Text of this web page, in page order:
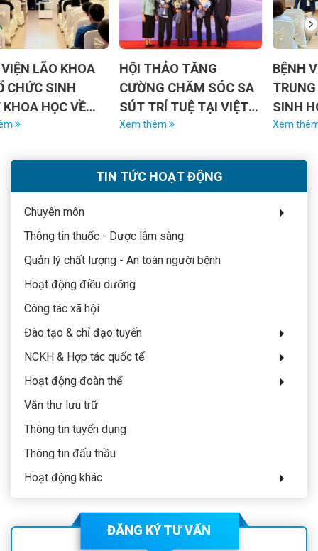
HỘI THẢO TĂNG
CƯỜNG CHĂM SÓC SA
SÚT TRÍ TUỆ TẠI VIỆT
NAM
Xem thêm
BỆNH VIỆN LÃO KHOA
TRUNG ƯƠNG TỔ CHỨC
SINH HOẠT KHOA HỌC
VỀ LÃO HÓA KHỎE
VẮC XIN
Xem thêm
TIN TỨC HOẠT ĐỘNG
Chuyên môn
Thông tin thuốc - Dược lâm sàng
Quản lý chất lượng - An toàn người bệnh
Hoạt động điều dưỡng
Công tác xã hội
Đào tạo & chỉ đạo tuyến
NCKH & Hợp tác quốc tế
Hoạt động đoàn thể
Văn thư lưu trữ
Thông tin tuyển dụng
Thông tin đấu thầu
Hoạt động khác
ĐĂNG KÝ TƯ VẤN